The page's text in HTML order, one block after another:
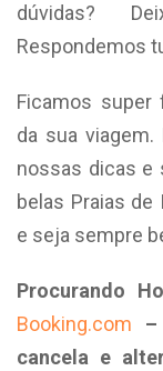
dúvidas?
Respondemos
Ficamos super
da sua
nossas dicas e
belas Praias de
e seja sempre
Procurando
Booking.com
cancela e